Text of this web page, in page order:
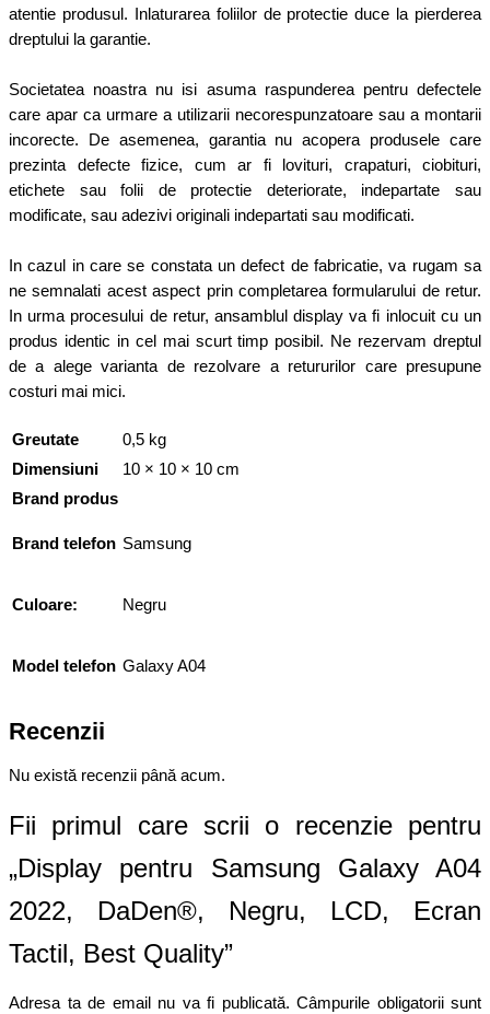
atentie produsul. Inlaturarea foliilor de protectie duce la pierderea
dreptului la garantie.
Societatea noastra nu isi asuma raspunderea pentru defectele
care apar ca urmare a utilizarii necorespunzatoare sau a montarii
incorecte. De asemenea, garantia nu acopera produsele care
prezinta defecte fizice, cum ar fi lovituri, crapaturi, ciobituri,
etichete sau folii de protectie deteriorate, indepartate sau
modificate, sau adezivi originali indepartati sau modificati.
In cazul in care se constata un defect de fabricatie, va rugam sa
ne semnalati acest aspect prin completarea formularului de retur.
In urma procesului de retur, ansamblul display va fi inlocuit cu un
produs identic in cel mai scurt timp posibil. Ne rezervam dreptul
de a alege varianta de rezolvare a retururilor care presupune
costuri mai mici.
Greutate
0,5 kg
Dimensiuni
10 × 10 × 10 cm
Brand produs
Brand telefon Samsung
Culoare: Negru
Model telefon Galaxy A04
Recenzii
Nu există recenzii până acum.
Fii primul care scrii o recenzie pentru
„Display pentru Samsung Galaxy A04
2022, DaDen®, Negru, LCD, Ecran
Tactil, Best Quality”
Adresa ta de email nu va fi publicată. Câmpurile obligatorii sunt